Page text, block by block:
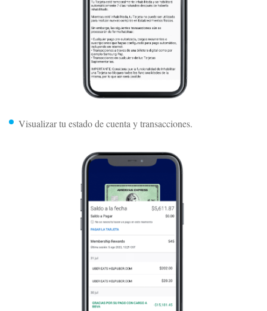
Visualizar tu estado de cuenta y transacciones.